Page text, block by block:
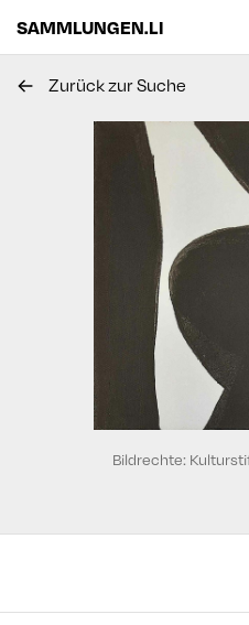
SAMMLUNGEN.LI
Bildrechte:
Zurück zur Suche